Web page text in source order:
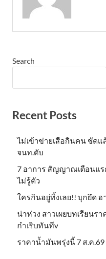
Search
Recent Posts
ไม่เข้าข่าย​เสือกินคน ชัดแ
จนท.ดับ
7 อาการ สัญญาณเตือนแร
ไม่รู้ตัว
ใครกินอยู่ทิ้งเลย!! บุกยึด อ
น่าห่วง สาวเผยบทเรียนร
กำเริบทันทีv
ราคาน้ำมันพรุ่งนี้ 7 ส.ค